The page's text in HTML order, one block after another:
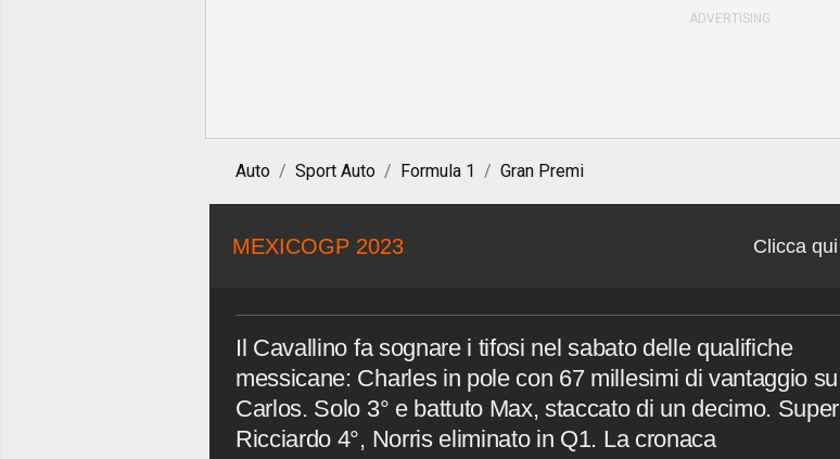
Auto Sport Auto Formula 1 Gran Premi
MEXICOGP 2023 Clicca qui
Il Cavallino fa sognare i tifosi nel sabato delle qualifiche
messicane: Charles in pole con 67 millesimi di vantaggio su
Carlos. Solo 3° e battuto Max, staccato di un decimo. Super
Ricciardo 4°, Norris eliminato in Q1. La cronaca